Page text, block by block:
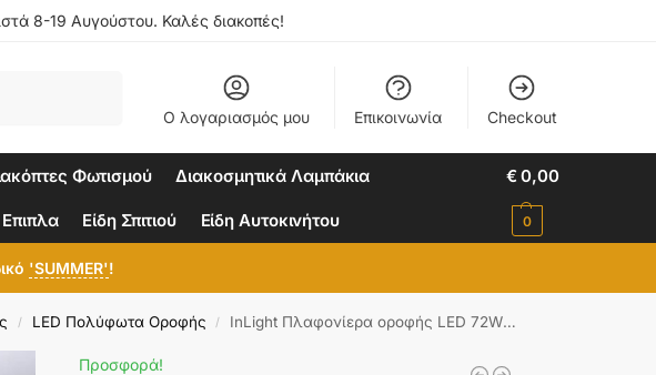
8-19 Αυγούστου. Καλές διακοπές!
Ο λογαριασμός μου Επικοινωνία Checkout
Φωτισμού Διακοσμητικά Λαμπάκια
Επιπλα Είδη Σπιτιού Είδη Αυτοκινήτου
€0,00
0
'SUMMER'!
/ LED Πολύφωτα Οροφής / InLight Πλαφονίερα οροφής LED 72W 4000Kαπό χρώμιο μέταλλο και κρύσταλλα D:80cm (6038)
Προσφορά!